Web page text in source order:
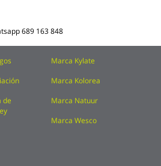
689 163 848
de
Marca Kylate
Marca Kolorea
Marca Natuur
Marca Wesco